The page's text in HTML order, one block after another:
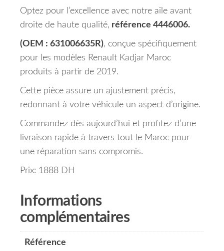
Optez pour l’excellence avec notre aile avant
droite de haute qualité, référence 4446006.
(OEM : 631006635R), conçue spécifiquement
pour les modèles Renault Kadjar Maroc
produits à partir de 2019.
Cette pièce assure un ajustement précis,
redonnant à votre véhicule un aspect d’origine.
Commandez dès aujourd’hui et profitez d’une
livraison rapide à travers tout le Maroc pour
une réparation sans compromis.
Prix: 1888 DH
Informations
complémentaires
Référence